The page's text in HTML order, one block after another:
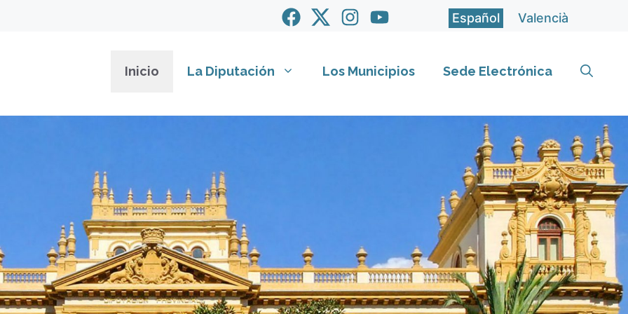
Español Valencià
Inicio La Diputación Los Municipios Sede Electrónica